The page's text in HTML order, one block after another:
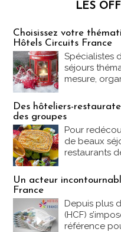
LES
Choisissez votre
Hôtels Circuits France
Spécialistes
séjours
mesure,
Des hôteliers-
des groupes
Pour
de beaux
restaurants
Un acteur
France
Depuis plus
(HCF)
référence